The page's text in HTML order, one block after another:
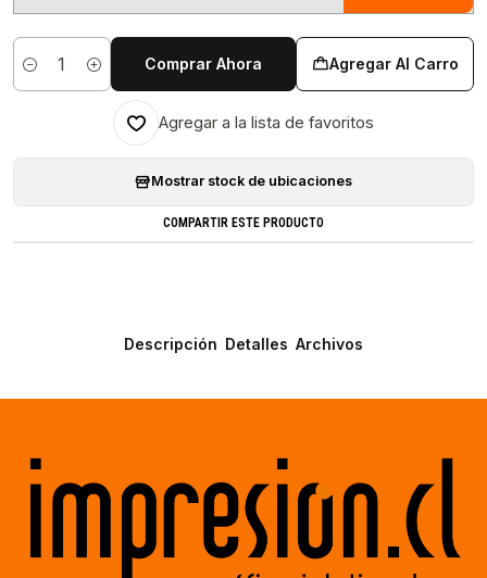
Cantidad
Agregar Al Carro
Comprar Ahora
Agregar a la lista de favoritos
Mostrar stock de ubicaciones
COMPARTIR ESTE PRODUCTO
Descripción Detalles Archivos